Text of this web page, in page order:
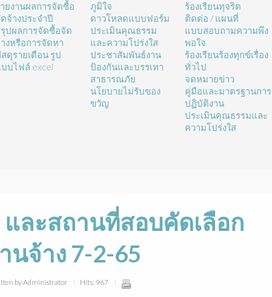
ยงานผลการจัดซื้อ
จ้างประจำปี
ปผลการจัดซื้อจัด
งหรือการจัดหา
ดุรายเดือน รูป
บไฟล์ excel
ภูมิใจ
ดาวโหลดแบบฟอร์ม
ประเมินคุณธรรม
และความโปร่งใส
ประชาสัมพันธ์งาน
ป้องกันและบรรเทา
สาธารณภัย
นโยบายไม่รับของ
ขวัญ
ร้องเรียนทุจริต
ติดต่อ / แผนที่
แบบสอบถามความพึง
พอใจ
ร้องเรียนร้องทุกข์เรื่อง
ทั่วไป
จดหมายข่าว
คู่มือและมาตรฐานการ
ปฏิบัติงาน
ประเมินคุณธรรมและ
ความโปร่งใส
และสถานที่สอบคัดเลือก
นจ้าง 7-2-65
by Administrator Hits: 967